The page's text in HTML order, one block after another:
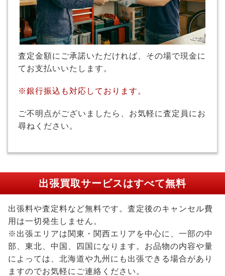
査定金額にご承諾いただければ、その場で現金に
てお支払いいたします。
※銀行振込も対応しております。
ご不明点がございましたら、お気軽に査定員にお
尋ねください。
出張買取サービスはすべて無料
出張料や査定料など無料です。査定後のキャンセル費
用は一切発生しません。
※出張エリアは関東・関西エリアを中心に、一部の中
部、東北、中国、四国になります。お品物の内容や量
によっては、北海道や九州にも出張できる場合があり
ますのでお気軽にご連絡ください。